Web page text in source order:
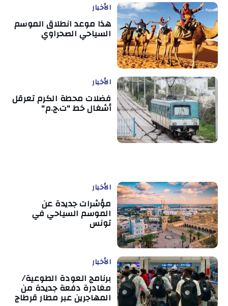
الأخبار
هذا موعد انطلاق الموسم
السياحي الصحراوي
الأخبار
فضلات محطة الكرم تعرقل
أشغال خط "ت.ج.م"
الأخبار
مؤشرات جديدة عن
الموسم السياحي في
تونس
الأخبار
برنامج العودة الطوعية/
مغادرة دفعة جديدة من
المهاجرين عبر مطار قرطاج